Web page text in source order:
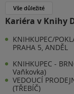
Vše důležité
Kariéra v Knihy
KNIHKUPEC/
PRAHA 5, ANDĚL
KNIHKUPEC -
Vaňkovka)
VEDOUCÍ
(TŘEBÍČ)